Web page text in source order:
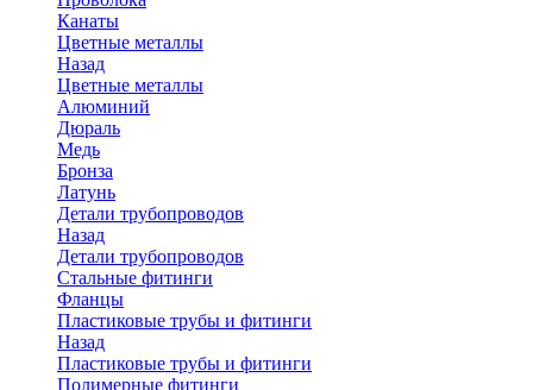
Канаты
Цветные металлы
Назад
Цветные металлы
Алюминий
Дюраль
Медь
Бронза
Латунь
Детали трубопроводов
Назад
Детали трубопроводов
Стальные фитинги
Фланцы
Пластиковые трубы и фитинги
Назад
Пластиковые трубы и фитинги
Полимерные фитинги